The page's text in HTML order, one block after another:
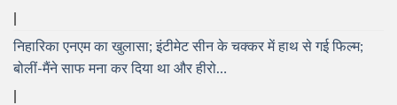
निहारिका एनएम का खुलासा; इंटीमेट सीन के चक्कर में हाथ से गई फिल्म;
बोलीं-मैंने साफ मना कर दिया था और हीरो…